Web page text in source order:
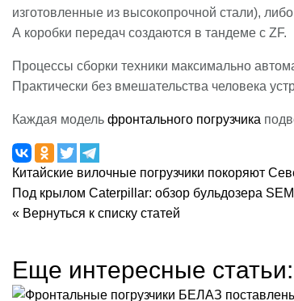
изготовленные из высокопрочной стали),
А коробки передач создаются в тандеме с ZF.
Процессы сборки техники максимально
Практически без вмешательства человека
Каждая модель фронтального погрузчика
Китайские вилочные погрузчики покоряют
Под крылом Caterpillar: обзор бульдозера
« Вернуться к списку статей
Еще интересные статьи: